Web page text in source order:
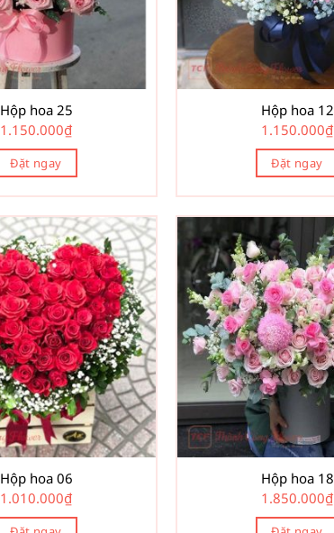
Hộp hoa 25
1.150.000₫
Đặt ngay
Hộp hoa 12
1.150.000₫
Đặt ngay
Hộp hoa 06
1.010.000₫
Hộp hoa 18
1.850.000₫